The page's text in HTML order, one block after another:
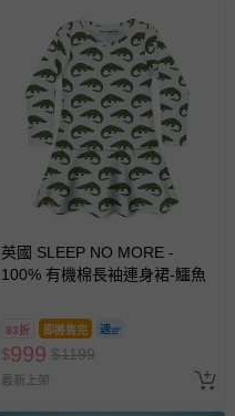
英國 SLEEP NO MORE -
100% 有機棉長袖連身裙-鱷魚
83折 即將售完
$999 $1199
最新上架